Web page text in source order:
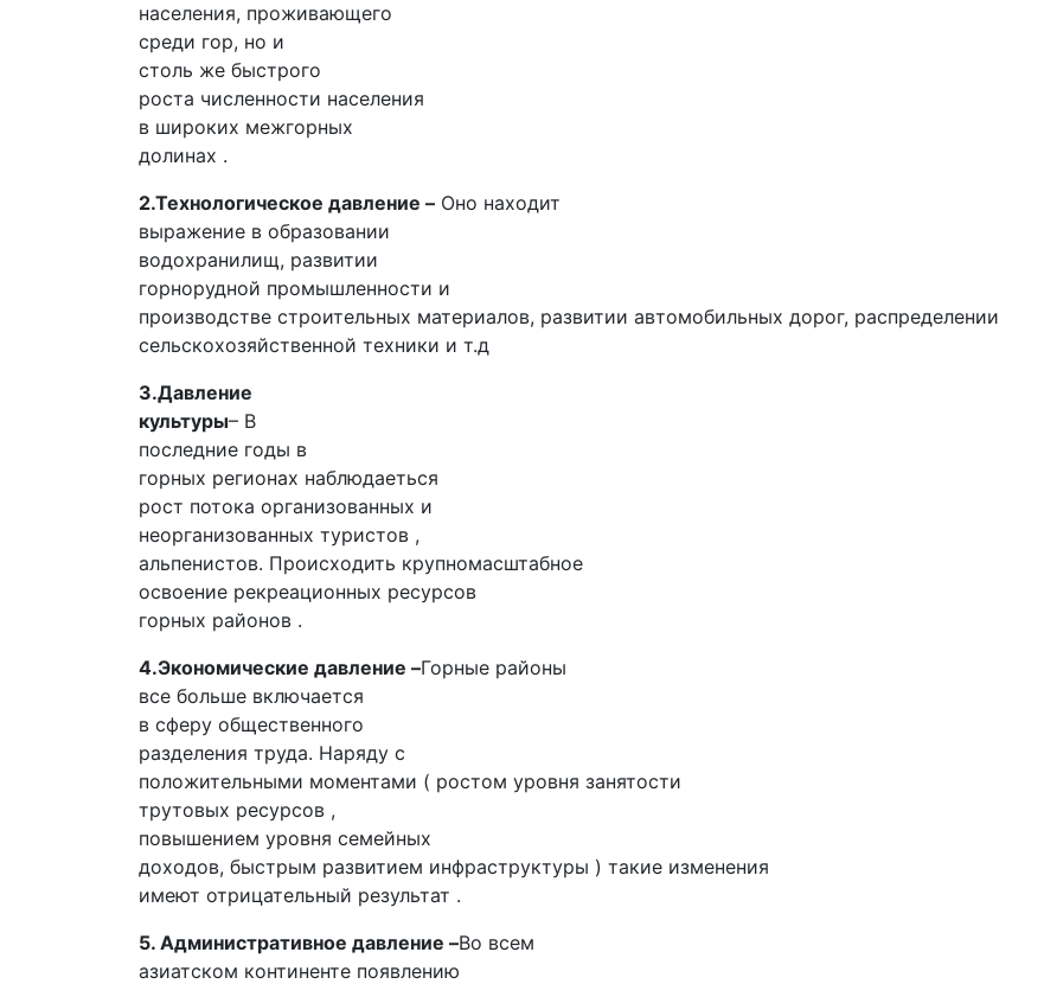
населения, проживающего
среди гор, но и
столь же быстрого
роста численности населения
в широких межгорных
долинах .
2.Технологическое давление – Оно находит
выражение в образовании
водохранилищ, развитии
горнорудной промышленности и
производстве строительных материалов, развитии автомобильных дорог, распределении
сельскохозяйственной техники и т.д
3.Давление
культуры– В
последние годы в
горных регионах наблюдаеться
рост потока организованных и
неорганизованных туристов ,
альпенистов. Происходить крупномасштабное
освоение рекреационных ресурсов
горных районов .
4.Экономические давление –Горные районы
все больше включается
в сферу общественного
разделения труда. Наряду с
положительными моментами ( ростом уровня занятости
трутовых ресурсов ,
повышением уровня семейных
доходов, быстрым развитием инфраструктуры ) такие изменения
имеют отрицательный результат .
5. Административное давление –Во всем
азиатском континенте появлению